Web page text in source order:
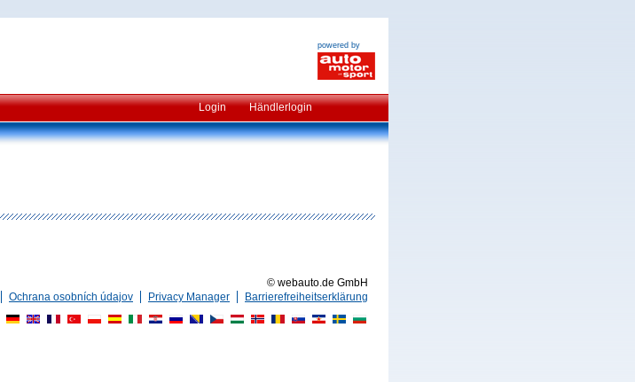
powered by
Login Händlerlogin
© webauto.de GmbH
Ochrana osobních údajov Privacy Manager
Barrierefreiheitserklärung